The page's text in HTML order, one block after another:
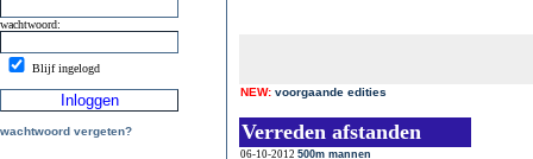
wachtwoord:
Blijf ingelogd
wachtwoord vergeten?
NEW: voorgaande edities
Verreden afstanden
06-10-2012 500m mannen